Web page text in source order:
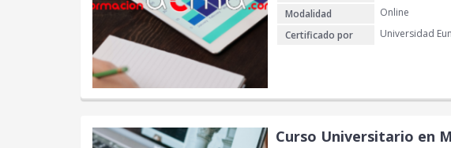
Modalidad
Online
Certificado por
Universidad
Curso Universitario en